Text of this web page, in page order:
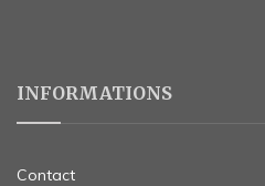
INFORMATIONS
Contact